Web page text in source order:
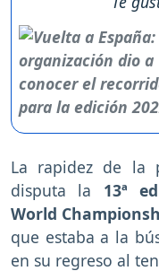
La rapidez de la
disputa la 13ª
World
que estaba a la
en su regreso al